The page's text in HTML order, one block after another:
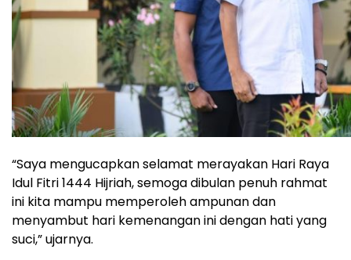
“Saya mengucapkan selamat merayakan Hari Raya
Idul Fitri 1444 Hijriah, semoga dibulan penuh rahmat
ini kita mampu memperoleh ampunan dan
menyambut hari kemenangan ini dengan hati yang
suci,” ujarnya.